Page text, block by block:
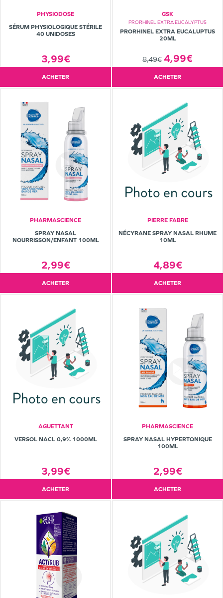
PHYSIODOSE
SÉRUM PHYSIOLOGIQUE STÉRILE
40 UNIDOSES
3,99€
ACHETER
GSK
PRORHINEL EXTRA EUCALYPTUS
PRORHINEL EXTRA EUCALUPTUS
20ML
8,49€ 4,99€
ACHETER
PHARMASCIENCE
SPRAY NASAL
NOURRISSON/ENFANT 100ML
2,99€
ACHETER
PIERRE FABRE
NÉCYRANE SPRAY NASAL RHUME
10ML
4,89€
ACHETER
AGUETTANT
VERSOL NACL 0,9% 1000ML
3,99€
ACHETER
PHARMASCIENCE
SPRAY NASAL HYPERTONIQUE
100ML
2,99€
ACHETER